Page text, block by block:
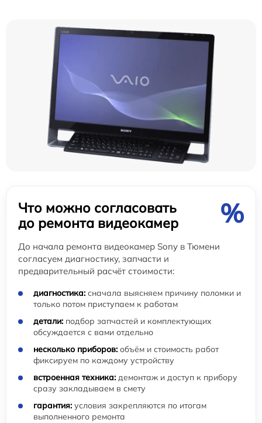
Что можно согласовать
до ремонта видеокамер
%
До начала ремонта видеокамер Sony в Тюмени
согласуем диагностику, запчасти и
предварительный расчёт стоимости:
диагностика: сначала выясняем причину поломки и
только потом приступаем к работам
детали: подбор запчастей и комплектующих
обсуждается с вами отдельно
несколько приборов: объём и стоимость работ
фиксируем по каждому устройству
встроенная техника: демонтаж и доступ к прибору
сразу закладываем в смету
гарантия: условия закрепляются по итогам
выполненного ремонта